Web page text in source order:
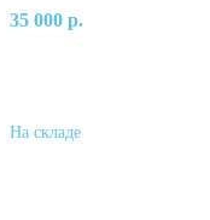
35 000 р.В корзину